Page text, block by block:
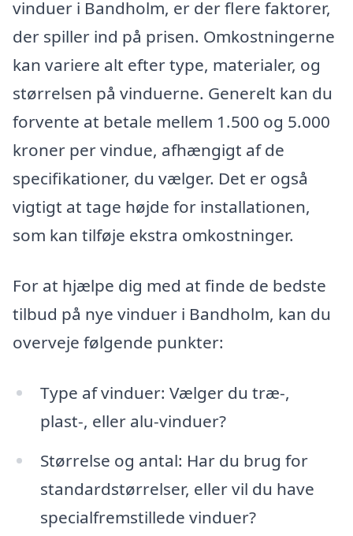
vinduer i Bandholm, er der flere faktorer,
der spiller ind på prisen. Omkostningerne
kan variere alt efter type, materialer, og
størrelsen på vinduerne. Generelt kan du
forvente at betale mellem 1.500 og 5.000
kroner per vindue, afhængigt af de
specifikationer, du vælger. Det er også
vigtigt at tage højde for installationen,
som kan tilføje ekstra omkostninger.
For at hjælpe dig med at finde de bedste
tilbud på nye vinduer i Bandholm, kan du
overveje følgende punkter:
Type af vinduer: Vælger du træ-,
plast-, eller alu-vinduer?
Størrelse og antal: Har du brug for
standardstørrelser, eller vil du have
specialfremstillede vinduer?